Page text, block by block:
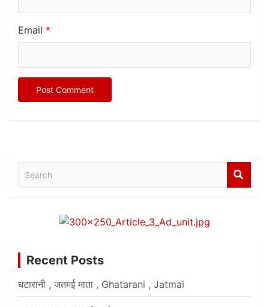
Email *
Recent Posts
घटारानी , जतमई माता , Ghatarani , Jatmai